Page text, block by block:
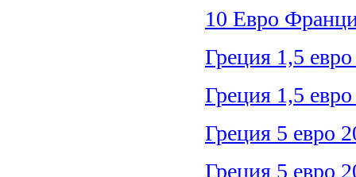
10 Евро
Греция 1,5
Греция 1,5
Греция 5 евро
Греция 5 евро